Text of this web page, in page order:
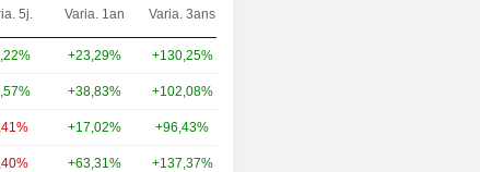
5j. Varia. 1an Varia. 3ans
+23,29% +130,25%
+38,83% +102,08%
+17,02% +96,43%
+63,31% +137,37%